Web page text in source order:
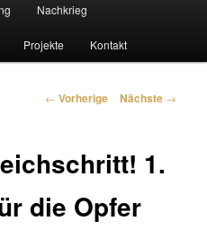
Nachkrieg
Projekte Kontakt
Artikelnavigation
← Vorherige Nächste →
1.
die Opfer